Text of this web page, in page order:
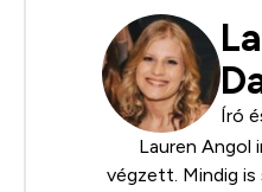
Író
Lauren Angol
végzett. Mindig is